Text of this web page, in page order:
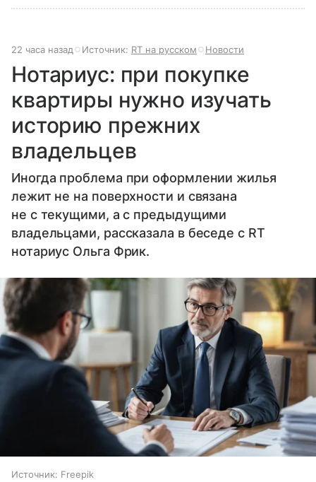
22 часа назад Источник: RT на русском Новости
Нотариус: при покупке
квартиры нужно изучать
историю прежних
владельцев
Иногда проблема при оформлении жилья
лежит не на поверхности и связана
не с текущими, а с предыдущими
владельцами, рассказала в беседе с RT
нотариус Ольга Фрик.
Источник: Freepik